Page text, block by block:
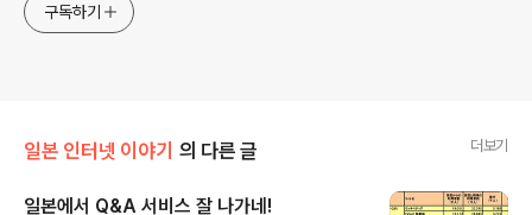
구독하기
일본 인터넷 이야기 의 다른 글 더보기
일본에서 Q&A 서비스 잘 나가네!